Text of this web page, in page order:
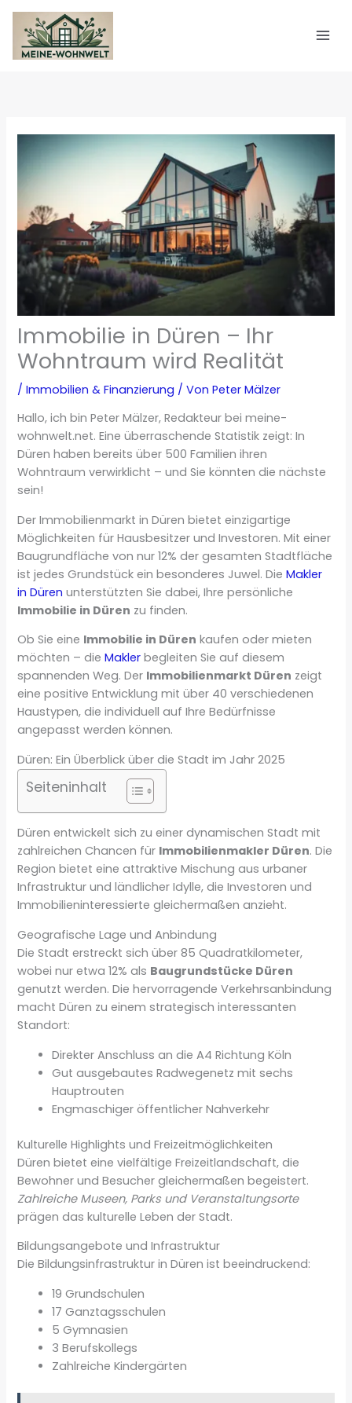
Zum
Inhalt
springen
Immobilie in Düren – Ihr
Wohntraum wird Realität
/Immobilien & Finanzierung / VonPeter Mälzer
Hallo, ich bin Peter Mälzer, Redakteur bei meine-
wohnwelt.net. Eine überraschende Statistik zeigt: In
Düren haben bereits über 500 Familien ihren
Wohntraum verwirklicht – und Sie könnten die nächste
sein!
Der Immobilienmarkt in Düren bietet einzigartige
Möglichkeiten für Hausbesitzer und Investoren. Mit einer
Baugrundfläche von nur 12% der gesamten Stadtfläche
ist jedes Grundstück ein besonderes Juwel. DieMakler
in Düren unterstützten Sie dabei, Ihre persönliche
Immobilie in Düren zu finden.
Ob Sie eine Immobilie in Düren kaufen oder mieten
möchten – dieMakler begleiten Sie auf diesem
spannenden Weg. Der Immobilienmarkt Düren zeigt
eine positive Entwicklung mit über 40 verschiedenen
Haustypen, die individuell auf Ihre Bedürfnisse
angepasst werden können.
Düren: Ein Überblick über die Stadt im Jahr 2025
Seiteninhalt
Düren entwickelt sich zu einer dynamischen Stadt mit
zahlreichen Chancen für Immobilienmakler Düren. Die
Region bietet eine attraktive Mischung aus urbaner
Infrastruktur und ländlicher Idylle, die Investoren und
Immobilieninteressierte gleichermaßen anzieht.
Geografische Lage und Anbindung
Die Stadt erstreckt sich über 85 Quadratkilometer,
wobei nur etwa 12% als Baugrundstücke Düren
genutzt werden. Die hervorragende Verkehrsanbindung
macht Düren zu einem strategisch interessanten
Standort:
Direkter Anschluss an die A4 Richtung Köln
Gut ausgebautes Radwegenetz mit sechs
Hauptrouten
Engmaschiger öffentlicher Nahverkehr
Kulturelle Highlights und Freizeitmöglichkeiten
Düren bietet eine vielfältige Freizeitlandschaft, die
Bewohner und Besucher gleichermaßen begeistert.
Zahlreiche Museen, Parks und Veranstaltungsorte
prägen das kulturelle Leben der Stadt.
Bildungsangebote und Infrastruktur
Die Bildungsinfrastruktur in Düren ist beeindruckend:
19 Grundschulen
17 Ganztagsschulen
5 Gymnasien
3 Berufskollegs
Zahlreiche Kindergärten